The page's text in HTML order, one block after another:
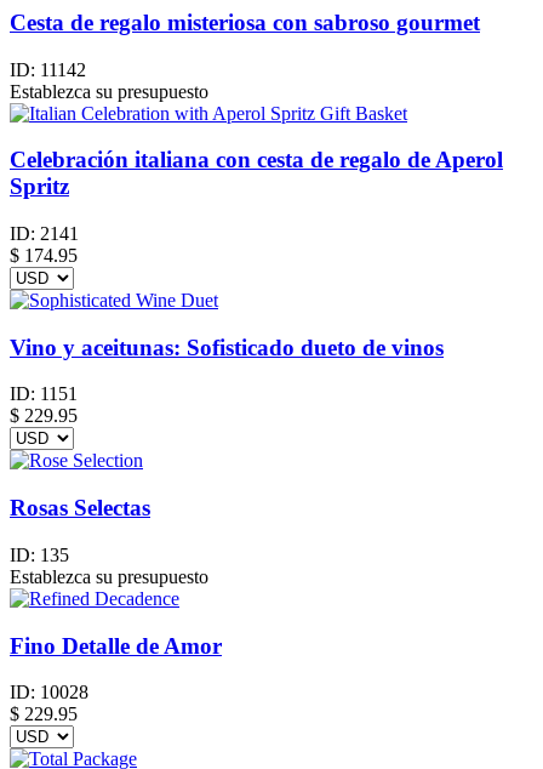
Cesta de regalo misteriosa con sabroso gourmet
ID: 11142
Establezca su presupuesto
Celebración italiana con cesta de regalo de Aperol
Spritz
ID: 2141
$ 174.95
Vino y aceitunas: Sofisticado dueto de vinos
ID: 1151
$ 229.95
Rosas Selectas
ID: 135
Establezca su presupuesto
Fino Detalle de Amor
ID: 10028
$ 229.95